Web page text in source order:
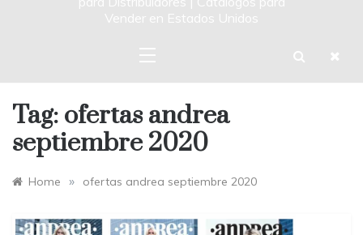
Vender en Estados Unidos
Tag: ofertas andrea
septiembre 2020
Home » ofertas andrea septiembre 2020